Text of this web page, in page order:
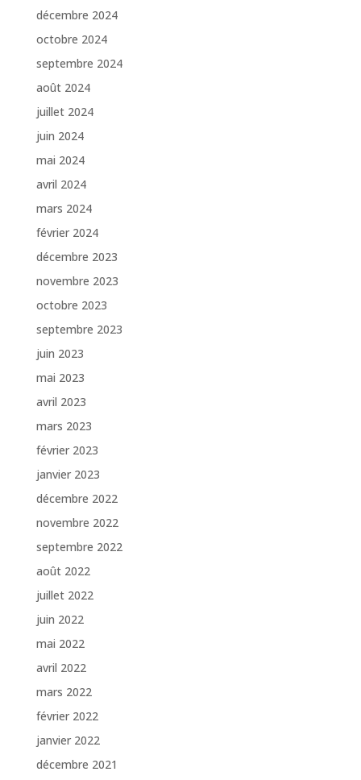
décembre 2024
octobre 2024
septembre 2024
août 2024
juillet 2024
juin 2024
mai 2024
avril 2024
mars 2024
février 2024
décembre 2023
novembre 2023
octobre 2023
septembre 2023
juin 2023
mai 2023
avril 2023
mars 2023
février 2023
janvier 2023
décembre 2022
novembre 2022
septembre 2022
août 2022
juillet 2022
juin 2022
mai 2022
avril 2022
mars 2022
février 2022
janvier 2022
décembre 2021